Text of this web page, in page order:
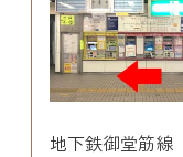
地下鉄御堂筋線